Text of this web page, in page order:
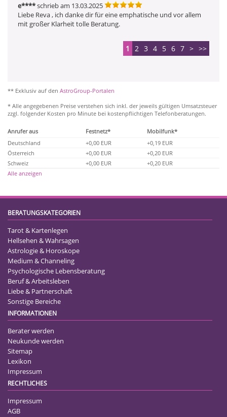
e****schrieb am 13.03.2025
Liebe Reva , ich danke dir für eine emphatische und vor allem
mit großer Klarheit tolle Beratung.
1 2 3 4 5 6 7 > >>
** Exklusiv auf den AstroGroup-Portalen
* Alle angegebenen Preise verstehen sich inkl. der jeweils gültigen Umsatzsteuer
zzgl. folgender Kosten pro Minute bei kostenpflichtigen Telefonberatungen.
Anrufer aus Festnetz*
Mobilfunk*
Deutschland
+0,00 EUR
+0,19 EUR
Österreich
+0,00 EUR
+0,20 EUR
Schweiz
+0,00 EUR
+0,20 EUR
Alle anzeigen
BERATUNGSKATEGORIEN
Tarot & Kartenlegen
Hellsehen & Wahrsagen
Astrologie & Horoskope
Medium & Channeling
Psychologische Lebensberatung
Beruf & Arbeitsleben
Liebe & Partnerschaft
Sonstige Bereiche
INFORMATIONEN
Berater werden
Neukunde werden
Sitemap
Lexikon
Impressum
RECHTLICHES
Impressum
AGB